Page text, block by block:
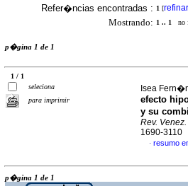
Refer�ncias encontradas : 1 [refinar
Mostrando: 1 .. 1 no
p�gina 1 de 1
1 / 1
seleciona
para imprimir
Isea
efecto
y su
Rev.
1690-3110
· resumo
p�gina 1 de 1